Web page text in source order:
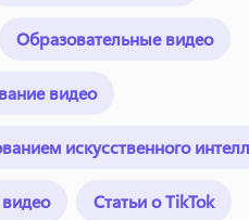
Образовательные видео
видео
искусственного
Статьи о TikTok